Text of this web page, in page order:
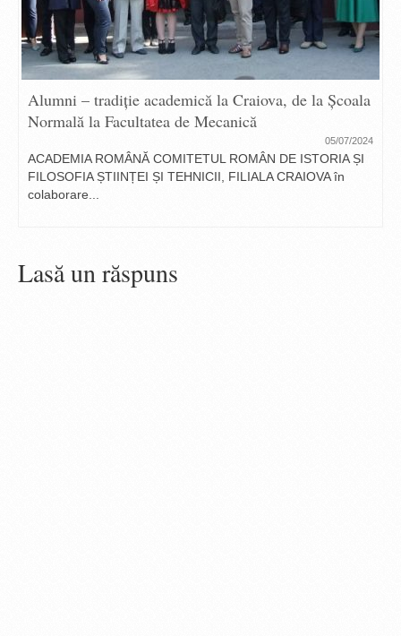
Alumni – tradiție academică la Craiova, de la Școala
Normală la Facultatea de Mecanică
05/07/2024
ACADEMIA ROMÂNĂ COMITETUL ROMÂN DE ISTORIA ȘI
FILOSOFIA ȘTIINȚEI ȘI TEHNICII, FILIALA CRAIOVA în
colaborare...
Lasă un răspuns